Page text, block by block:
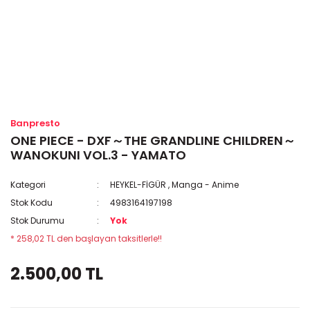
Banpresto
ONE PIECE - DXF～THE GRANDLINE CHILDREN～
WANOKUNI VOL.3 - YAMATO
Kategori HEYKEL-FİGÜR ,Manga - Anime
Stok Kodu
4983164197198
Stok Durumu
Yok
* 258,02 TL den başlayan taksitlerle!!
2.500,00 TL